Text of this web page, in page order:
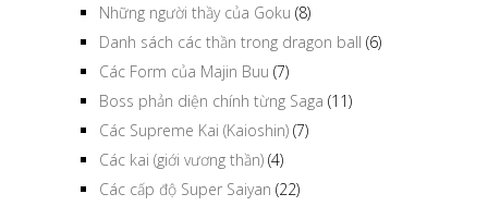
Những người thầy của Goku (8)
Danh sách các thần trong dragon ball (6)
Các Form của Majin Buu (7)
Boss phản diện chính từng Saga (11)
Các Supreme Kai (Kaioshin) (7)
Các kai (giới vương thần) (4)
Các cấp độ Super Saiyan (22)